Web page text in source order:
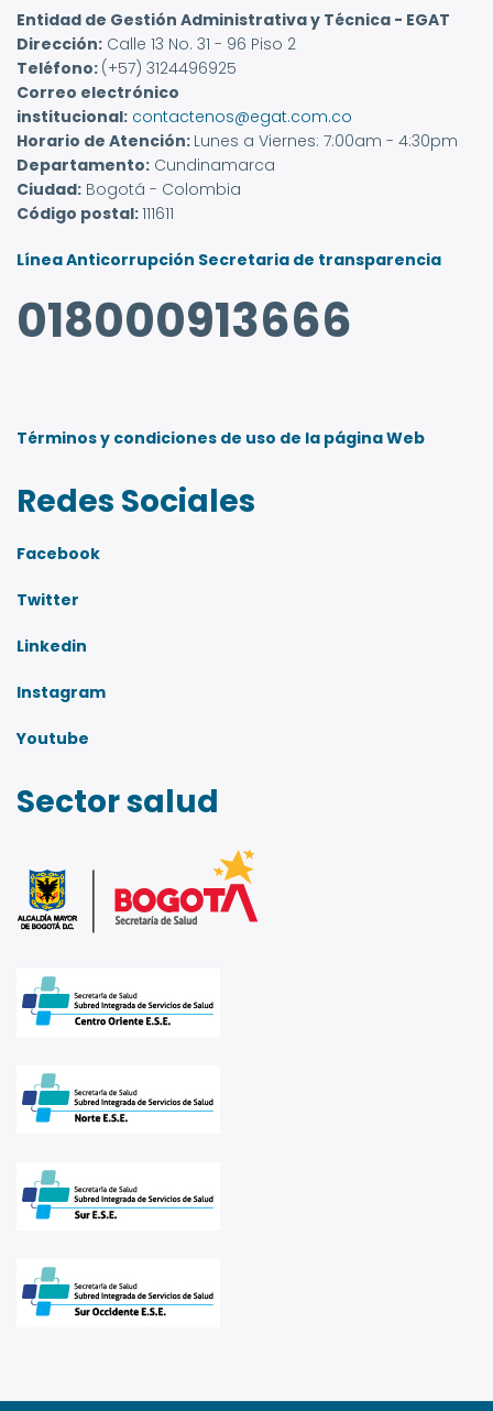
Entidad de Gestión Administrativa y Técnica - EGAT
Dirección: Calle 13 No. 31 - 96 Piso 2
Teléfono: (+57) 3124496925
Correo electrónico
institucional: contactenos@egat.com.co
Horario de Atención: Lunes a Viernes: 7:00am - 4:30pm
Departamento: Cundinamarca
Ciudad: Bogotá - Colombia
Código postal:111611
Línea Anticorrupción Secretaria de transparencia
018000913666
Términos y condiciones de uso de la página Web
Redes Sociales
Facebook
Twitter
Linkedin
Instagram
Youtube
Sector salud